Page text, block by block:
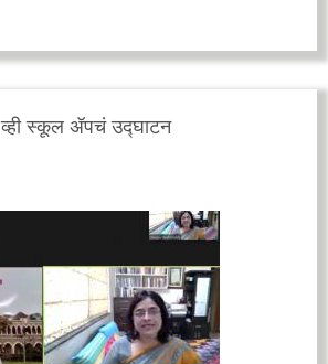
व्‍ही स्कूल ॲपचं उद्घाटन